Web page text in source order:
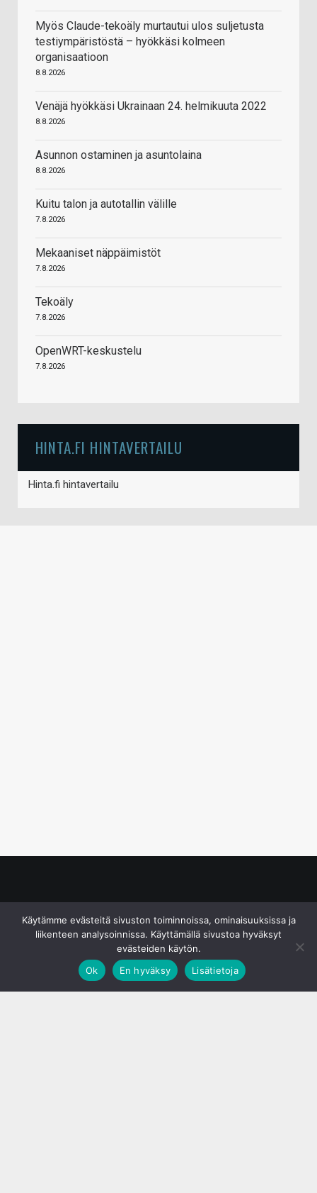
Myös Claude-tekoäly murtautui ulos suljetusta
testiympäristöstä – hyökkäsi kolmeen
organisaatioon
8.8.2026
Venäjä hyökkäsi Ukrainaan 24. helmikuuta 2022
8.8.2026
Asunnon ostaminen ja asuntolaina
8.8.2026
Kuitu talon ja autotallin välille
7.8.2026
Mekaaniset näppäimistöt
7.8.2026
Tekoäly
7.8.2026
OpenWRT-keskustelu
7.8.2026
HINTA.FI HINTAVERTAILU
Hinta.fi hintavertailu
Käytämme evästeitä sivuston toiminnoissa, ominaisuuksissa ja
liikenteen analysoinnissa. Käyttämällä sivustoa hyväksyt
evästeiden käytön.
Ok
En hyväksy Lisätietoja